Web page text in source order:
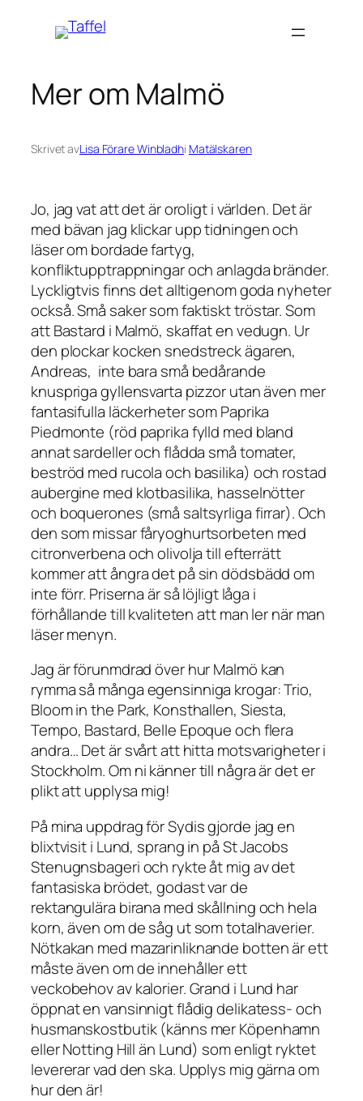
Mer om Malmö
Skrivet avLisa Förare Winbladhi Matälskaren
Jo, jag vat att det är oroligt i världen. Det är
med bävan jag klickar upp tidningen och
läser om bordade fartyg,
konfliktupptrappningar och anlagda bränder.
Lyckligtvis finns det alltigenom goda nyheter
också. Små saker som faktiskt tröstar. Som
att Bastard i Malmö, skaffat en vedugn. Ur
den plockar kocken snedstreck ägaren,
Andreas, inte bara små bedårande
knuspriga gyllensvarta pizzor utan även mer
fantasifulla läckerheter som Paprika
Piedmonte (röd paprika fylld med bland
annat sardeller och flådda små tomater,
beströd med rucola och basilika) och rostad
aubergine med klotbasilika, hasselnötter
och boquerones (små saltsyrliga firrar). Och
den som missar fåryoghurtsorbeten med
citronverbena och olivolja till efterrätt
kommer att ångra det på sin dödsbädd om
inte förr. Priserna är så löjligt låga i
förhållande till kvaliteten att man ler när man
läser menyn.
Jag är förunmdrad över hur Malmö kan
rymma så många egensinniga krogar: Trio,
Bloom in the Park, Konsthallen, Siesta,
Tempo, Bastard, Belle Epoque och flera
andra… Det är svårt att hitta motsvarigheter i
Stockholm. Om ni känner till några är det er
plikt att upplysa mig!
På mina uppdrag för Sydis gjorde jag en
blixtvisit i Lund, sprang in på St Jacobs
Stenugnsbageri och rykte åt mig av det
fantasiska brödet, godast var de
rektangulära birana med skållning och hela
korn, även om de såg ut som totalhaverier.
Nötkakan med mazarinliknande botten är ett
måste även om de innehåller ett
veckobehov av kalorier. Grand i Lund har
öppnat en vansinnigt flådig delikatess- och
husmanskostbutik (känns mer Köpenhamn
eller Notting Hill än Lund) som enligt ryktet
levererar vad den ska. Upplys mig gärna om
hur den är!